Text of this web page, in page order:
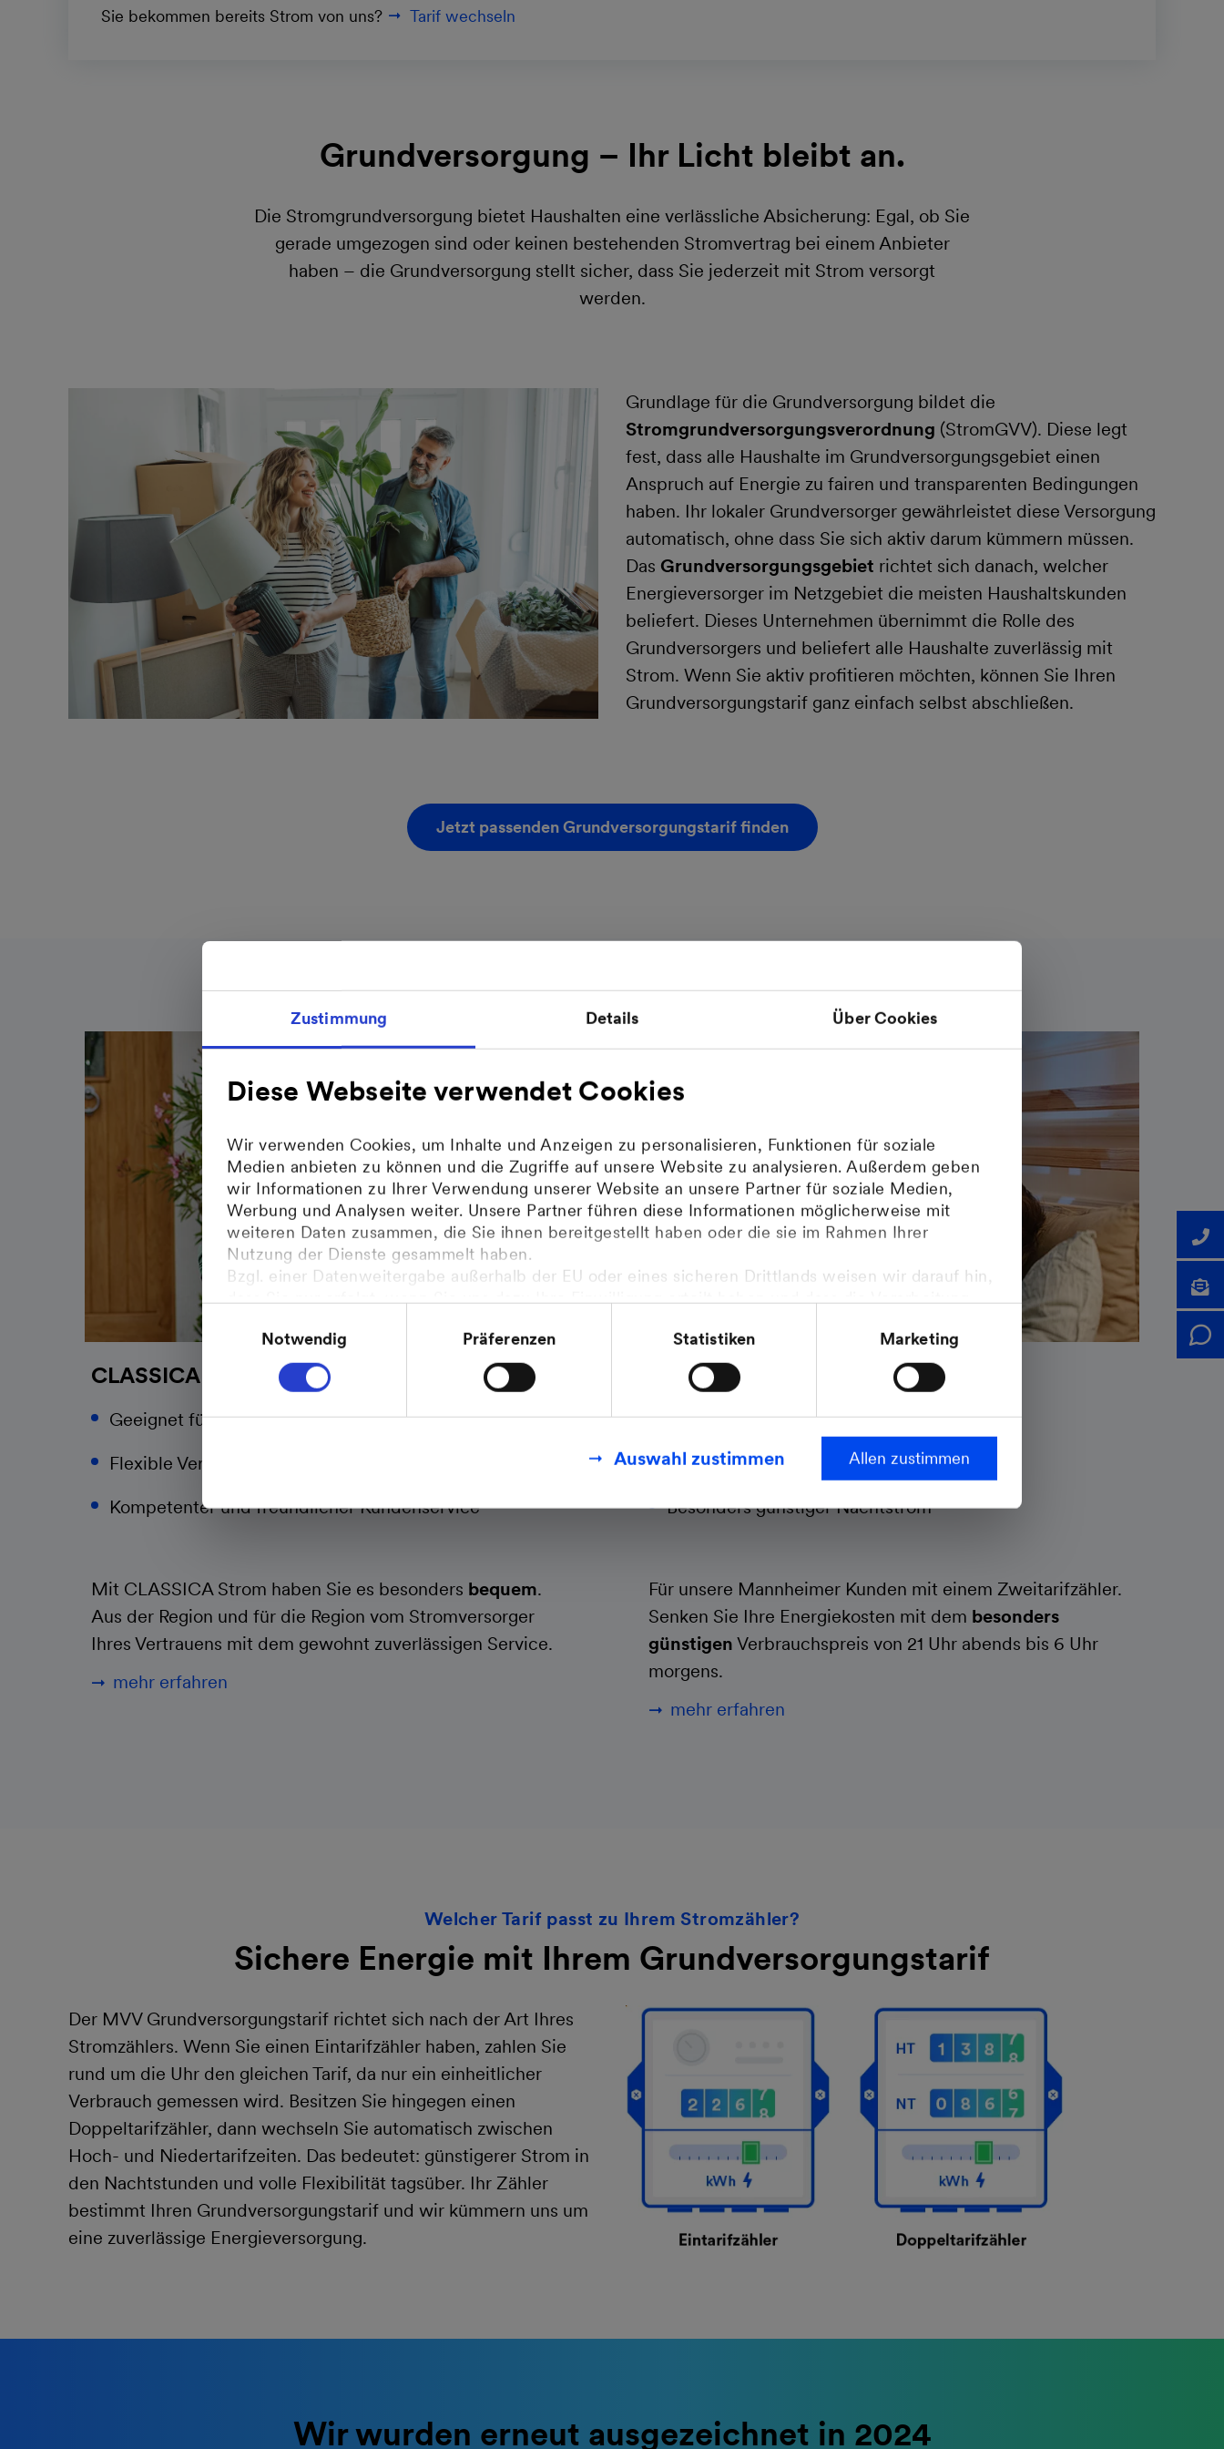
Zustimmung Details Über Cookies
Diese Webseite verwendet Cookies
Wir verwenden Cookies, um Inhalte und Anzeigen zu personalisieren, Funktionen für soziale
Medien anbieten zu können und die Zugriffe auf unsere Website zu analysieren. Außerdem geben
wir Informationen zu Ihrer Verwendung unserer Website an unsere Partner für soziale Medien,
Werbung und Analysen weiter. Unsere Partner führen diese Informationen möglicherweise mit
weiteren Daten zusammen, die Sie ihnen bereitgestellt haben oder die sie im Rahmen Ihrer
Nutzung der Dienste gesammelt haben.
Bzgl. einer Datenweitergabe außerhalb der EU oder eines sicheren Drittlands weisen wir darauf hin,
Gerichtshofes vom 16.07.2020 (Fall C-311/18), sogenanntes Schrems II Urteil steht.
Weitere Informationen finden Sie in unseren
Datenschutzhinweisen
Einwilligungsauswahl
Notwendig
Präferenzen Statistiken Marketing
Auswahl zustimmen Allen zustimmen
Sie bekommen bereits Strom von uns? Tarif wechseln
Grundversorgung – Ihr Licht bleibt an.
Die Stromgrundversorgung bietet Haushalten eine verlässliche Absicherung: Egal, ob Sie
gerade umgezogen sind oder keinen bestehenden Stromvertrag bei einem Anbieter
haben – die Grundversorgung stellt sicher, dass Sie jederzeit mit Strom versorgt
werden.
Grundlage für die Grundversorgung bildet die
Stromgrundversorgungsverordnung (StromGVV). Diese legt
fest, dass alle Haushalte im Grundversorgungsgebiet einen
Anspruch auf Energie zu fairen und transparenten Bedingungen
haben. Ihr lokaler Grundversorger gewährleistet diese Versorgung
automatisch, ohne dass Sie sich aktiv darum kümmern müssen.
Das Grundversorgungsgebiet richtet sich danach, welcher
Energieversorger im Netzgebiet die meisten Haushaltskunden
beliefert. Dieses Unternehmen übernimmt die Rolle des
Grundversorgers und beliefert alle Haushalte zuverlässig mit
Strom. Wenn Sie aktiv profitieren möchten, können Sie Ihren
Grundversorgungstarif ganz einfach selbst abschließen.
Jetzt passenden Grundversorgungstarif finden
CLASSICA Strom
Geeignet für Eintarifzähler
Flexible Vertragslaufzeit
Kompetenter und freundlicher Kundenservice
Mit CLASSICA Strom haben Sie es besonders bequem.
Aus der Region und für die Region vom Stromversorger
Ihres Vertrauens mit dem gewohnt zuverlässigen Service.
mehr erfahren
CLASSICA Strom Mondschein
Geeignet für Zweitarifzähler
Flexible Vertragslaufzeit
Besonders günstiger Nachtstrom
Für unsere Mannheimer Kunden mit einem Zweitarifzähler.
Senken Sie Ihre Energiekosten mit dem besonders
günstigen Verbrauchspreis von 21 Uhr abends bis 6 Uhr
morgens.
mehr erfahren
Welcher Tarif passt zu Ihrem Stromzähler?
Sichere Energie mit Ihrem Grundversorgungstarif
Der MVV Grundversorgungstarif richtet sich nach der Art Ihres
Stromzählers. Wenn Sie einen Eintarifzähler haben, zahlen Sie
rund um die Uhr den gleichen Tarif, da nur ein einheitlicher
Verbrauch gemessen wird. Besitzen Sie hingegen einen
Doppeltarifzähler, dann wechseln Sie automatisch zwischen
Hoch- und Niedertarifzeiten. Das bedeutet: günstigerer Strom in
den Nachtstunden und volle Flexibilität tagsüber. Ihr Zähler
bestimmt Ihren Grundversorgungstarif und wir kümmern uns um
eine zuverlässige Energieversorgung.
Wir wurden erneut ausgezeichnet in 2024